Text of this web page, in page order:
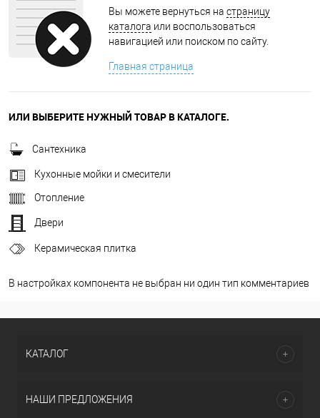
Вы можете вернуться на страницу
каталога или воспользоваться
навигацией или поиском по сайту.
Главная страница
ИЛИ ВЫБЕРИТЕ НУЖНЫЙ ТОВАР В КАТАЛОГЕ.
Сантехника
Кухонные мойки и смесители
Отопление
Двери
Керамическая плитка
В настройках компонента не выбран ни один тип комментариев
КАТАЛОГ
НАШИ ПРЕДЛОЖЕНИЯ